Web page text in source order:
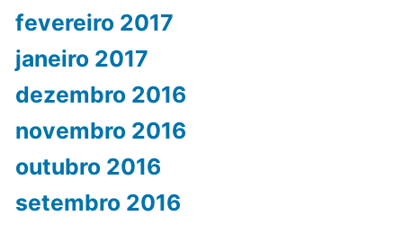
fevereiro 2017
janeiro 2017
dezembro 2016
novembro 2016
outubro 2016
setembro 2016